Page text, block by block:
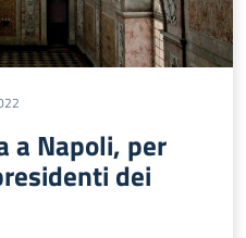
a Napoli, per
dei